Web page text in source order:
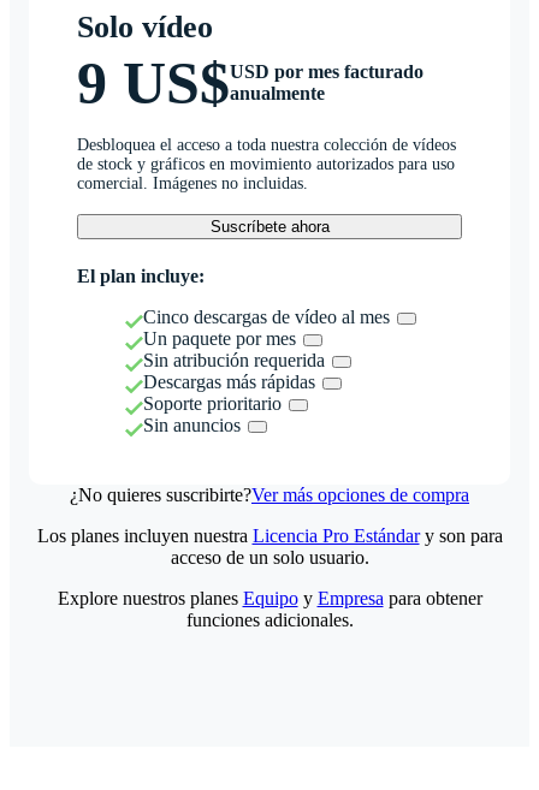
Solo vídeo
9 US$USD por mes facturado
anualmente
Desbloquea el acceso a toda nuestra colección de vídeos
de stock y gráficos en movimiento autorizados para uso
comercial. Imágenes no incluidas.
Suscríbete ahora
El plan incluye:
Cinco descargas de vídeo al mes
Un paquete por mes
Sin atribución requerida
Descargas más rápidas
Soporte prioritario
Sin anuncios
¿No quieres suscribirte?Ver más opciones de compra
Los planes incluyen nuestra Licencia Pro Estándary son para
acceso de un solo usuario.
Explore nuestros planes Equipoy Empresa para obtener
funciones adicionales.